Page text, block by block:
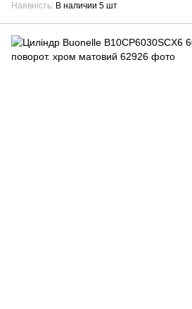
Наявність В наличии 5 шт